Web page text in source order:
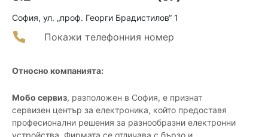
София, ул. „проф. Георги Брадистилов“ 1
Покажи телефонния номер
Относно компанията:
Мобо сервиз, разположен в София, е признат
сервизен център за електроника, който предоставя
професионални решения за разнообразни електронни
устройства. Фирмата се отличава с бързо и